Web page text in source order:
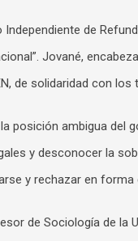
de
Jované,
de solidaridad con los
posición ambigua del
y desconocer la
y rechazar en
de Sociología de la